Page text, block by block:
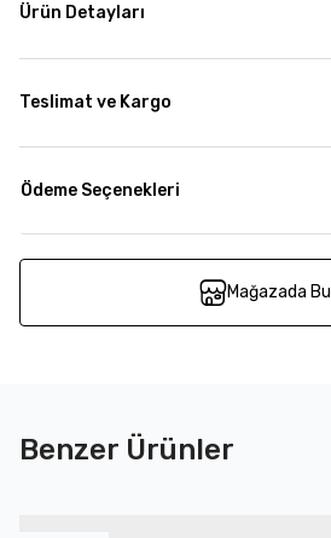
Ürün Detayları
Teslimat ve Kargo
Ödeme Seçenekleri
Mağazada Bul
Benzer Ürünler